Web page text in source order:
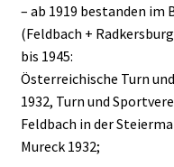
– ab 1919 bestanden
(Feldbach +
bis 1945:
Österreichische Turn
1932, Turn und
Feldbach in der
Mureck 1932;